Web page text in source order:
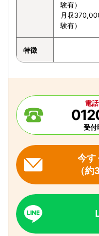
験有）
月収
験有）
特徴
電話
受
今す
（